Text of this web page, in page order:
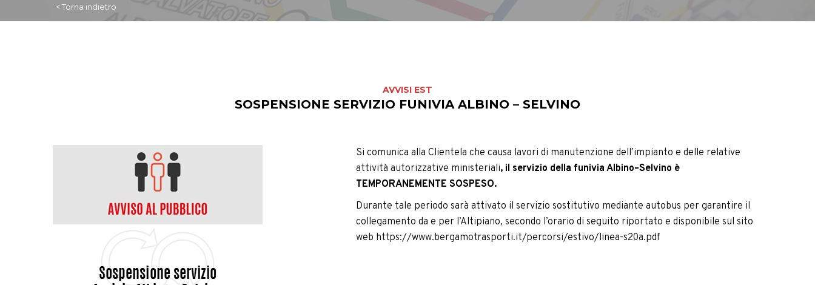
< Torna indietro
AVVISI EST
SOSPENSIONE SERVIZIO FUNIVIA ALBINO – SELVINO
Si comunica alla Clientela che causa lavori di manutenzione dell’impianto e delle relative
attività autorizzative ministeriali, il servizio della funivia Albino–Selvino è
TEMPORANEMENTE SOSPESO.
Durante tale periodo sarà attivato il servizio sostitutivo mediante autobus per garantire il
collegamento da e per l’Altipiano, secondo l’orario di seguito riportato e disponibile sul sito
web https://www.bergamotrasporti.it/percorsi/estivo/linea-s20a.pdf